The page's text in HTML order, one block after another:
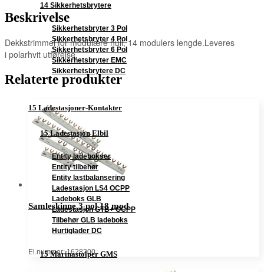
14 Sikkerhetsbrytere
Sikkerhetsbryter 3 Pol
Sikkerhetsbryter 4 Pol
Sikkerhetsbryter 6 Pol
Sikkerhetsbryter EMC
Sikkerhetsbrytere DC
15 Ladestasjoner-Kontakter
15 Ladestasjon Elbil
Entity ladebokser
Entity tilbehør
Entity lastbalansering
Ladestasjon LS4 OCPP
Ladeboks GLB
Ladestasjon GTB+ OCPP
Tilbehør GLB ladeboks
Hurtiglader DC
15 Marinastolper GMS
Beskrivelse
Dekkstrimmel for modulære hull, 14 modulers lengde.Leveres
i polarhvit utførelse.
Relaterte produkter
Samleskinne 3 pol 18 mod
El.nummer: 1628200